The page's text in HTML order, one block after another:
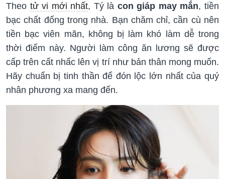
Theo tử vi mới nhất, Tý là con giáp may mắn, tiền
bạc chất đống trong nhà. Bạn chăm chỉ, cần cù nên
tiền bạc viên mãn, không bị làm khó làm dễ trong
thời điểm này. Người làm công ăn lương sẽ được
cấp trên cất nhấc lên vị trí như bản thân mong muốn.
Hãy chuẩn bị tinh thần để đón lộc lớn nhất của quý
nhân phương xa mang đến.